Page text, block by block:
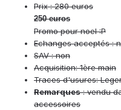
Prix : 280 euros
250 euros
Promo pour noel :P
Echanges acceptés :
SAV : non
Acquisition: 1ère main
Traces d'usures:
Remarques: vendu
accessoires